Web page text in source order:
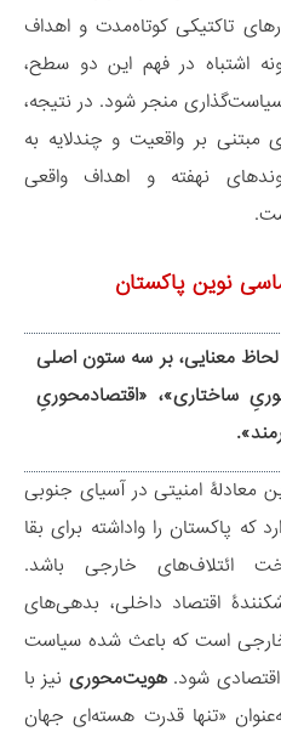
تاکتیکی کوتاه‌مدت و اهداف
اشتباه در فهم این دو سطح،
منجر شود. در نتیجه،
مبتنی بر واقعیت و چندلایه به
نهفته و اهداف واقعی
نوین پاکستان
لحاظ معنایی، بر سه ستون اصلی
ساختاری»، «اقتصادمحوریِ
معادلۀ امنیتی در آسیای جنوبی
که پاکستان را واداشته برای بقا
ائتلاف‌های خارجی باشد.
اقتصاد داخلی، بدهی‌های
خارجی است که باعث شده سیاست
شود.هویت‌محوری نیز با
«تنها قدرت هسته‌ای جهان